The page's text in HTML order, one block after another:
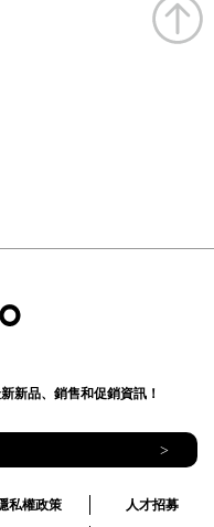
新品、銷售和促銷資訊！
>
私權政策
人才招募